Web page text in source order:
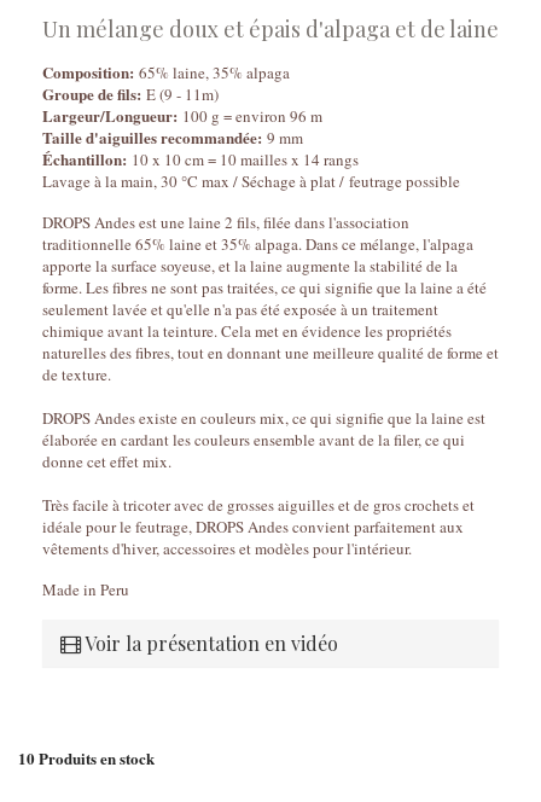
Un mélange doux et épais d'alpaga et de laine
Composition: 65% laine, 35% alpaga
Groupe de fils: E (9 - 11m)
Largeur/Longueur: 100 g = environ 96 m
Taille d'aiguilles recommandée: 9 mm
Échantillon: 10 x 10 cm = 10 mailles x 14 rangs
Lavage à la main, 30 °C max / Séchage à plat / feutrage possible
DROPS Andes est une laine 2 fils, filée dans l'association
traditionnelle 65% laine et 35% alpaga. Dans ce mélange, l'alpaga
apporte la surface soyeuse, et la laine augmente la stabilité de la
forme. Les fibres ne sont pas traitées, ce qui signifie que la laine a été
seulement lavée et qu'elle n'a pas été exposée à un traitement
chimique avant la teinture. Cela met en évidence les propriétés
naturelles des fibres, tout en donnant une meilleure qualité de forme et
de texture.
DROPS Andes existe en couleurs mix, ce qui signifie que la laine est
élaborée en cardant les couleurs ensemble avant de la filer, ce qui
donne cet effet mix.
Très facile à tricoter avec de grosses aiguilles et de gros crochets et
idéale pour le feutrage, DROPS Andes convient parfaitement aux
vêtements d'hiver, accessoires et modèles pour l'intérieur.
Made in Peru
Voir la présentation en vidéo
10Produits en stock